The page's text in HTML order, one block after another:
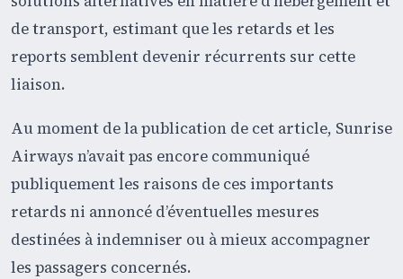
de transport, estimant que les retards et les
reports semblent devenir récurrents sur cette
liaison.
Au moment de la publication de cet article, Sunrise
Airways n’avait pas encore communiqué
publiquement les raisons de ces importants
retards ni annoncé d’éventuelles mesures
destinées à indemniser ou à mieux accompagner
les passagers concernés.